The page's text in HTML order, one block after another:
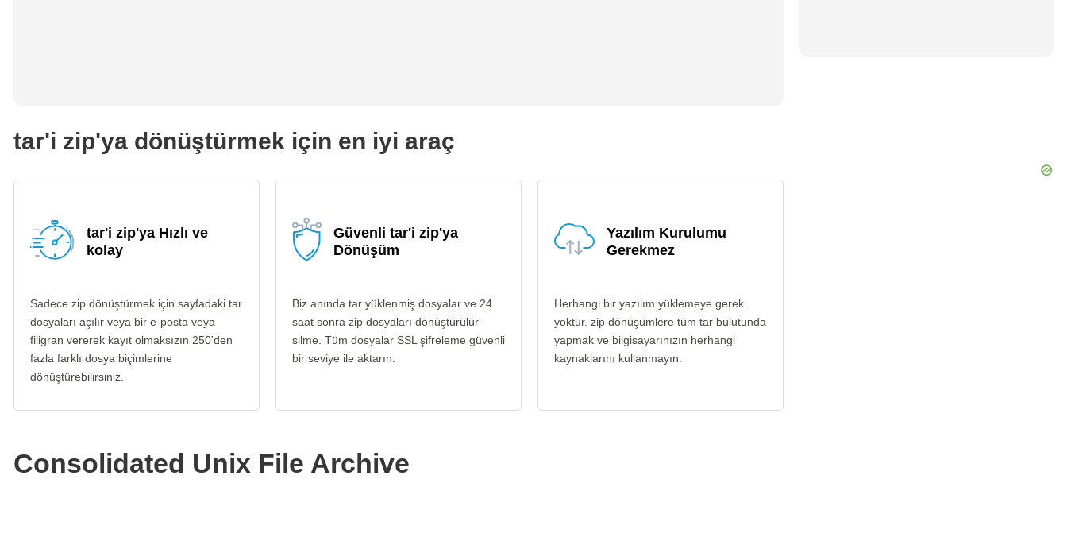
tar'i zip'ya dönüştürmek için en iyi araç
tar'i zip'ya Hızlı ve
kolay
Sadece zip dönüştürmek için sayfadaki tar
dosyaları açılır veya bir e-posta veya
filigran vererek kayıt olmaksızın 250'den
fazla farklı dosya biçimlerine
dönüştürebilirsiniz.
Güvenli tar'i zip'ya
Dönüşüm
Biz anında tar yüklenmiş dosyalar ve 24
saat sonra zip dosyaları dönüştürülür
silme. Tüm dosyalar SSL şifreleme güvenli
bir seviye ile aktarın.
Yazılım Kurulumu
Gerekmez
Herhangi bir yazılım yüklemeye gerek
yoktur. zip dönüşümlere tüm tar bulutunda
yapmak ve bilgisayarınızın herhangi
kaynaklarını kullanmayın.
Consolidated Unix File Archive